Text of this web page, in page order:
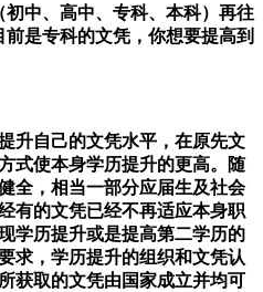
中、高中、专科、本科）再往
前是专科的文凭，你想要提高到
升自己的文凭水平，在原先文
式使本身学历提升的更高。随
全，相当一部分应届生及社会
有的文凭已经不再适应本身职
学历提升或是提高第二学历的
求，学历提升的组织和文凭认
获取的文凭由国家成立并均可